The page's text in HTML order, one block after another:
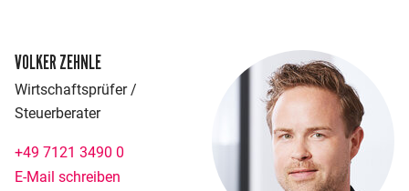
VOLKER ZEHNLE
Wirtschaftsprüfer /
Steuerberater
+49 7121 3490 0
E-Mail schreiben